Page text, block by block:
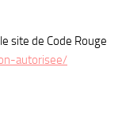
site de Code Rouge
autorisee/